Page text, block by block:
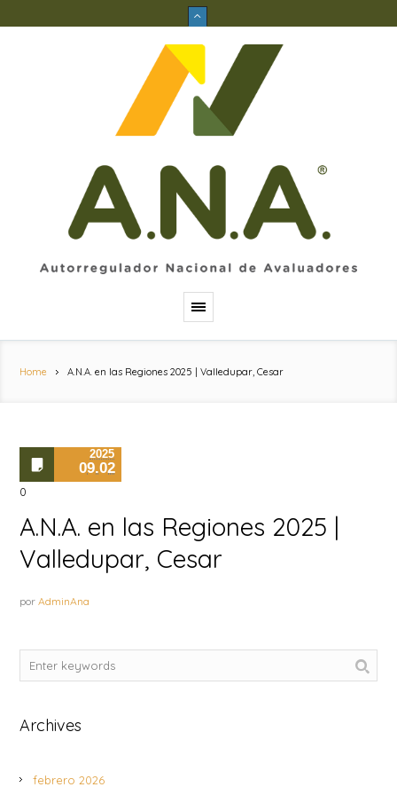
Home A.N.A. en las Regiones 2025 | Valledupar, Cesar
2025
09.02
0
A.N.A. en las Regiones 2025 |
Valledupar, Cesar
porAdminAna
Archives
febrero 2026